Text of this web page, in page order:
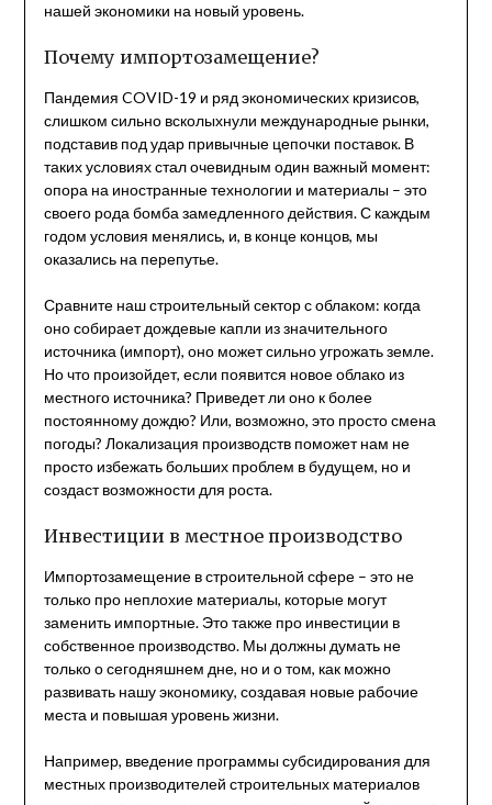
нашей экономики на новый уровень.
Почему импортозамещение?
Пандемия COVID-19 и ряд экономических кризисов,
слишком сильно всколыхнули международные рынки,
подставив под удар привычные цепочки поставок. В
таких условиях стал очевидным один важный момент:
опора на иностранные технологии и материалы – это
своего рода бомба замедленного действия. С каждым
годом условия менялись, и, в конце концов, мы
оказались на перепутье.
Сравните наш строительный сектор с облаком: когда
оно собирает дождевые капли из значительного
источника (импорт), оно может сильно угрожать земле.
Но что произойдет, если появится новое облако из
местного источника? Приведет ли оно к более
постоянному дождю? Или, возможно, это просто смена
погоды? Локализация производств поможет нам не
просто избежать больших проблем в будущем, но и
создаст возможности для роста.
Инвестиции в местное производство
Импортозамещение в строительной сфере – это не
только про неплохие материалы, которые могут
заменить импортные. Это также про инвестиции в
собственное производство. Мы должны думать не
только о сегодняшнем дне, но и о том, как можно
развивать нашу экономику, создавая новые рабочие
места и повышая уровень жизни.
Например, введение программы субсидирования для
местных производителей строительных материалов